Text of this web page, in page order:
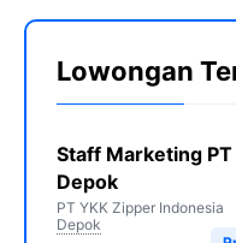
Lowongan
Staff Marketing
Depok
PT YKK Zipper Indonesia
Depok